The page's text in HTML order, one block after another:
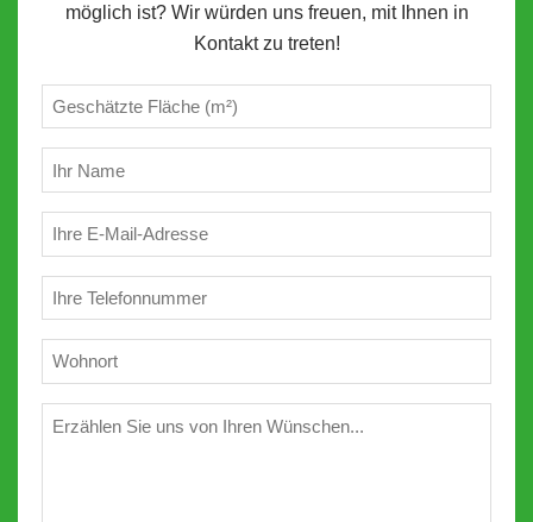
möglich ist? Wir würden uns freuen, mit Ihnen in
Kontakt zu treten!
m²
Name
Mail
(erforderlich)
(erforderlich)
Wünschen